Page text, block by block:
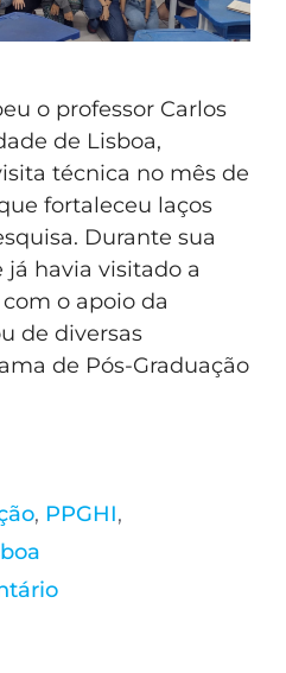
o professor Carlos
de Lisboa,
técnica no mês de
fortaleceu laços
Durante sua
já havia visitado a
o apoio da
de diversas
de Pós-Graduação
, PPGHI,